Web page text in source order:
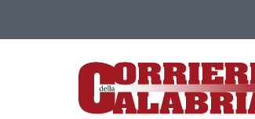
Lamezia Terme (CZ)
responsabile Paola Militano |Privacy